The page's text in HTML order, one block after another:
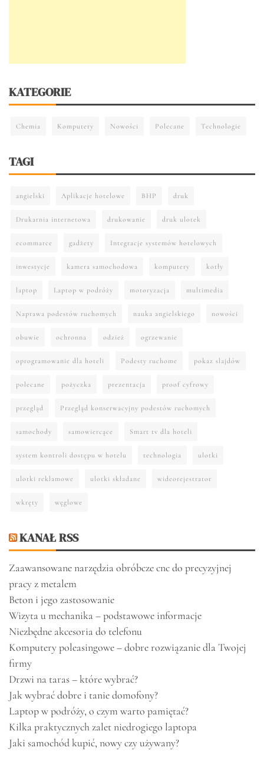
KATEGORIE
Chemia Komputery Nowości Polecane Technologie
TAGI
angielski Aplikacje hotelowe BHP druk
Drukarnia internetowa drukowanie druk ulotek
ecommarce gadżety Integracje systemów hotelowych
inwestycje kamera samochodowa komputery kotły
laptop Laptop w podróży motoryzacja multimedia
Naprawa podestów ruchomych nauka angielskiego nowości
obuwie ochronna odzież ogrzewanie
oprogramowanie dla hoteli Podesty ruchome pokaz slajdów
polecane pożyczka prezentacja proof cyfrowy
przegląd Przegląd konserwacyjny podestów ruchomych
samochody samowiercące Smart tv dla hoteli
system kontroli dostępu w hotelu technologia ulotki
ulotki reklamowe ulotki składane wideorejestrator
wkręty węglowe
KANAŁ RSS
Zaawansowane narzędzia obróbcze cnc do precyzyjnej
pracy z metalem
Beton i jego zastosowanie
Wizyta u mechanika – podstawowe informacje
Niezbędne akcesoria do telefonu
Komputery poleasingowe – dobre rozwiązanie dla Twojej
firmy
Drzwi na taras – które wybrać?
Jak wybrać dobre i tanie domofony?
Laptop w podróży, o czym warto pamiętać?
Kilka praktycznych zalet niedrogiego laptopa
Jaki samochód kupić, nowy czy używany?